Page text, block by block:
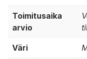
Toimitusaika
arvio
Väri